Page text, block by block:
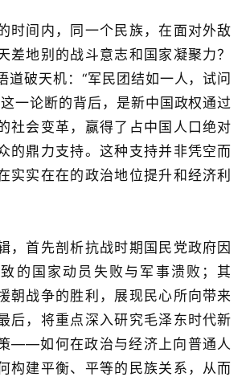
时间内，同一个民族，在面对外敌
差地别的战斗意志和国家凝聚力？
道破天机： “军民团结如一人，试问
这一论断的背后，是新中国政权通过
社会变革，赢得了占中国人口绝对
的鼎力支持。这种支持并非凭空而
实实在在的政治地位提升和经济利
，首先剖析抗战时期国民党政府因
的国家动员失败与军事溃败；其
朝战争的胜利，展现民心所向带来
后，将重点深入研究毛泽东时代新
——如何在政治与经济上向普通人
构建平衡、平等的民族关系，从而